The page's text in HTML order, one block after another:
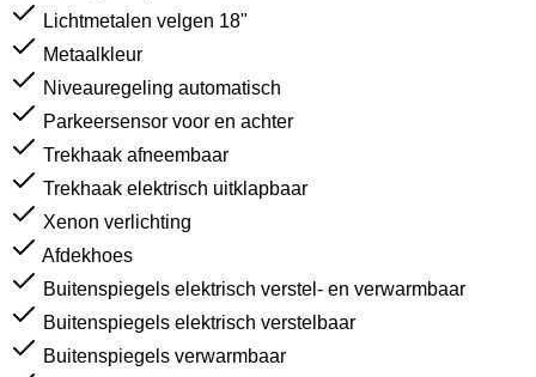
Lichtmetalen velgen 18"
Metaalkleur
Niveauregeling automatisch
Parkeersensor voor en achter
Trekhaak afneembaar
Trekhaak elektrisch uitklapbaar
Xenon verlichting
Afdekhoes
Buitenspiegels elektrisch verstel- en verwarmbaar
Buitenspiegels elektrisch verstelbaar
Buitenspiegels verwarmbaar